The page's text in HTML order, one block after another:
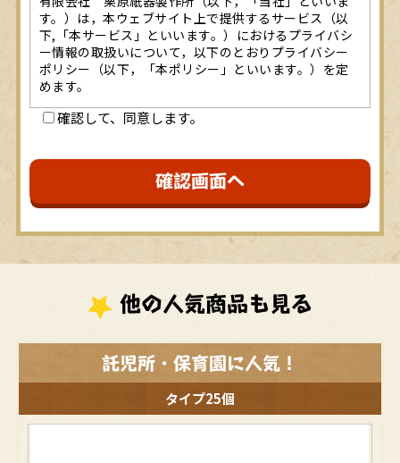
す。）は，本ウェブサイト上で提供するサービス（以
下,「本サービス」といいます。）におけるプライバシ
ー情報の取扱いについて，以下のとおりプライバシー
ポリシー（以下，「本ポリシー」といいます。）を定
めます。
第1条（プライバシー情報）
個人に関する情報であって，当該情報に含まれる氏
名，生年月日，住所，電話番号，連絡先その他の記述
等により特定の個人を識別できる情報を指します。
とは，上記に定める「個人情報」以外のものをいい，
れた検索キーワード，ご利用日時，ご利用の方法，ご
利用環境，郵便番号や性別，職業，年齢，ユーザーの
IPアドレス，クッキー情報，位置情報，端末の個体識
別情報などを指します。
第２条（プライバシー情報の収集方法）
当社は，ユーザーが利用登録をする際に氏名，生年月
日，住所，電話番号，メールアドレス，銀行口座番
号，クレジットカード番号，運転免許証番号などの個
確認して、同意します。
他の人気商品も見る
託児所・保育園に人気！
タイプ25個